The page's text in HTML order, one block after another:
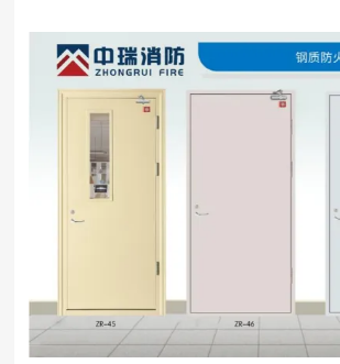
中，要避免对钢质防火门进行暴力撞击或刮
形、表面涂层脱落等，影响门锁及门的整体
时，应小心轻放，避...